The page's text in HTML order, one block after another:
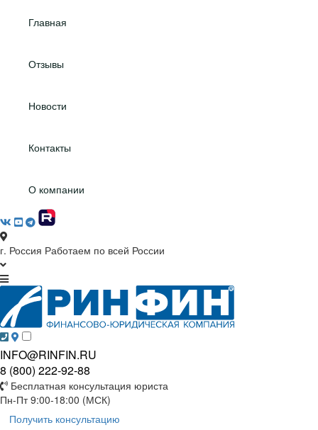
Главная
Отзывы
Новости
Контакты
О компании
г. Россия Работаем по всей России
INFO@RINFIN.RU
8 (800) 222-92-88
Бесплатная консультация юриста
Пн-Пт 9:00-18:00 (МСК)
Получить консультацию